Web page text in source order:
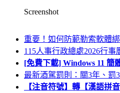
Screenshot
重要！如何防範勒索軟體
115人事行政總處2026行事
[免費下載] Windows 11 簡
最新酒駕罰則：關3年、罰
【注音符號】轉【漢語拼